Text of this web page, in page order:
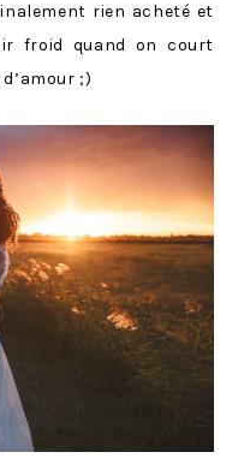
rien acheté et
froid quand on court
;)